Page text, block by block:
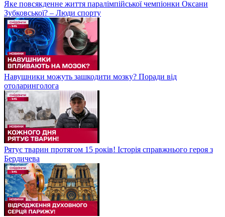
Яке повсякденне життя паралімпійської чемпіонки Оксани
Зубковської? – Люди спорту
Навушники можуть зашкодити мозку? Поради від
отоларинголога
Рятує тварин протягом 15 років! Історія справжнього героя з
Бердичева